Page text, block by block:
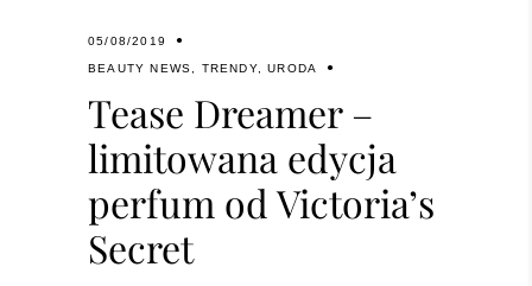
05/08/2019
BEAUTY NEWS, TRENDY,URODA
Tease Dreamer –
limitowana edycja
perfum od Victoria’s
Secret